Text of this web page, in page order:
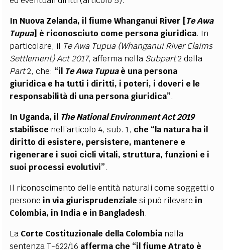
In Nuova Zelanda, il fiume Whanganui River [Te Awa
Tupua] è riconosciuto come persona giuridica. In
particolare, il Te Awa Tupua (Whanganui River Claims
Settlement) Act 2017, afferma nella Subpart2 della
Part2, che: “il Te Awa Tupuaè una persona
giuridica e ha tutti i diritti, i poteri, i doveri e le
responsabilità di una persona giuridica”.
In Uganda, il The National Environment Act 2019
stabilisce nell’articolo 4, sub. 1, che “la natura ha il
diritto di esistere, persistere, mantenere e
rigenerare i suoi cicli vitali, struttura, funzioni e i
suoi processi evolutivi”.
Il riconoscimento delle entità naturali come soggetti o
persone in via giurisprudenziale si può rilevare in
Colombia, in India e in Bangladesh.
La Corte Costituzionale della Colombia nella
sentenza T-622/16 afferma che “il fiume Atrato è